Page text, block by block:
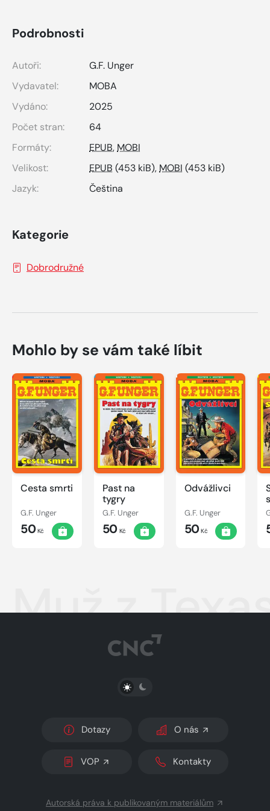
Podrobnosti
Autoři:
G.F. Unger
Vydavatel:
MOBA
Vydáno:
2025
Počet stran:
64
Formáty:
EPUB, MOBI
Velikost:
EPUB (453 kiB), MOBI (453 kiB)
Jazyk:
Čeština
Kategorie
Dobrodružné
Mohlo by se vám také líbit
Cesta smrti
G.F. Unger
50Kč
Past na
tygry
G.F. Unger
50Kč
Odvážlivci
G.F. Unger
50Kč
Muž z
PŘEPNOUT SVĚTLÝ/TMAVÝ REŽIM
Dotazy O nás
VOP Kontakty
Autorská práva k publikovaným materiálům